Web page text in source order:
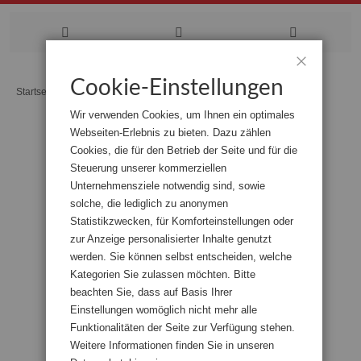
Startseite Betriebsverfassungsgesetz - Basiskommentar
Cookie-Einstellungen
Wir verwenden Cookies, um Ihnen ein optimales
Webseiten-Erlebnis zu bieten. Dazu zählen
Cookies, die für den Betrieb der Seite und für die
Steuerung unserer kommerziellen
Unternehmensziele notwendig sind, sowie
solche, die lediglich zu anonymen
Statistikzwecken, für Komforteinstellungen oder
zur Anzeige personalisierter Inhalte genutzt
werden. Sie können selbst entscheiden, welche
Kategorien Sie zulassen möchten. Bitte
beachten Sie, dass auf Basis Ihrer
Einstellungen womöglich nicht mehr alle
Funktionalitäten der Seite zur Verfügung stehen.
Weitere Informationen finden Sie in unseren